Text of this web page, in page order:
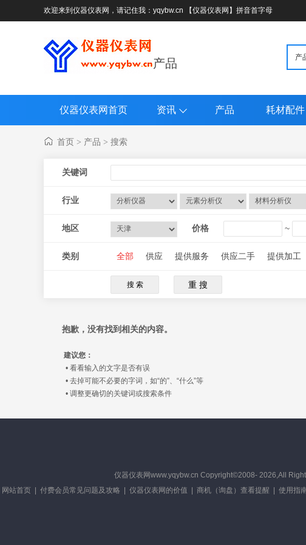
欢迎来到仪器仪表网，请记住我：yqybw.cn 【仪器仪表网】拼音首字母
产品
仪器仪表网首页 资讯 产品 耗材配件
首页 > 产品 > 搜索
关键词
行业
地区 价格 ~
类别 全部 供应 提供服务 供应二手 提供加工
抱歉，没有找到相关的内容。
建议您：
• 看看输入的文字是否有误
• 去掉可能不必要的字词，如“的”、“什么”等
• 调整更确切的关键词或搜索条件
仪器仪表网www.yqybw.cn Copyright©2008- 2026,All
网站首页| 付费会员常见问题及攻略 仪器仪表网的价值 商机（询盘）查看提醒 使用指